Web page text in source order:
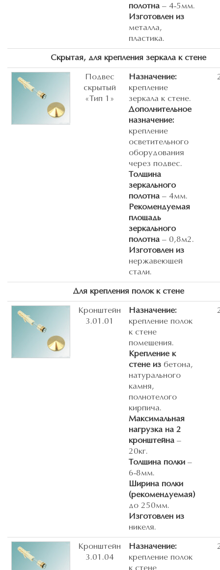
полотна – 4-5мм.
Изготовлен из
металла,
пластика.
Скрытая, для крепления зеркала к стене
Подвес
скрытый
«Тип 1»
Назначение:
крепление
зеркала к стене.
Дополнительное
назначение:
крепление
осветительного
оборудования
через подвес.
Толщина
зеркального
полотна – 4мм.
Рекомендуемая
площадь
зеркального
полотна – 0,8м2.
Изготовлен из
нержавеющей
стали.
Для крепления полок к стене
Кронштейн
3.01.01
Назначение:
крепление полок
к стене
помещения.
Крепление к
стене из бетона,
натурального
камня,
полнотелого
кирпича.
Максимальная
нагрузка на 2
кронштейна –
20кг.
Толщина полки –
6-8мм.
Ширина полки
(рекомендуемая)
до 250мм.
Изготовлен из
никеля.
Кронштейн
3.01.04
Назначение:
крепление полок
к стене